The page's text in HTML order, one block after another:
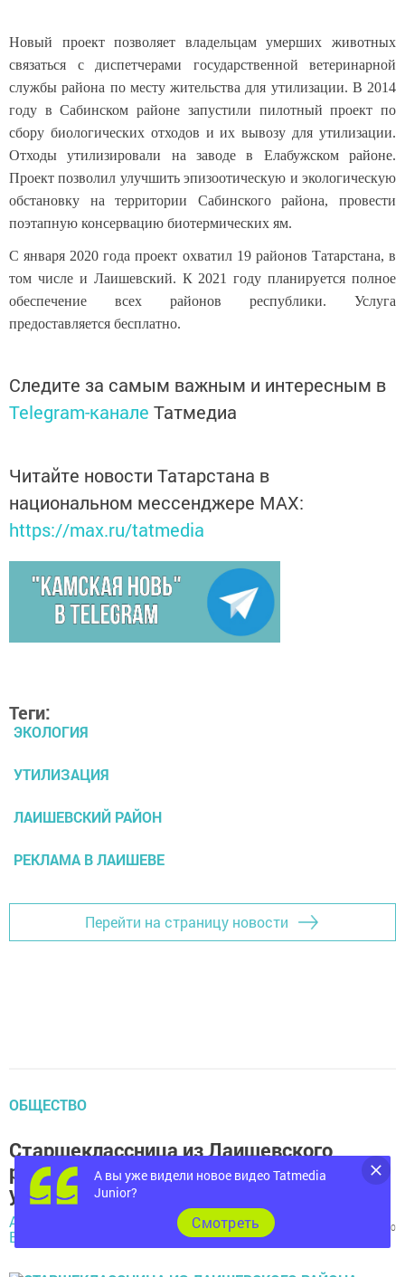
Новый проект позволяет владельцам умерших животных
связаться с диспетчерами государственной ветеринарной
службы района по месту жительства для утилизации. В 2014
году в Сабинском районе запустили пилотный проект по
сбору биологических отходов и их вывозу для утилизации.
Отходы утилизировали на заводе в Елабужском районе.
Проект позволил улучшить эпизоотическую и экологическую
обстановку на территории Сабинского района, провести
поэтапную консервацию биотермических ям.
С января 2020 года проект охватил 19 районов Татарстана, в
том числе и Лаишевский. К 2021 году планируется полное
обеспечение всех районов республики. Услуга
предоставляется бесплатно.
Следите за самым важным и интересным в
Telegram-канале Татмедиа
Читайте новости Татарстана в
национальном мессенджере MАХ:
https://max.ru/tatmedia
Теги:
ЭКОЛОГИЯ
УТИЛИЗАЦИЯ
ЛАИШЕВСКИЙ РАЙОН
РЕКЛАМА В ЛАИШЕВЕ
Перейти на страницу новости
ОБЩЕСТВО
Старшеклассница из Лаишевского
района отличилась на международном
уровне
Александр
Воржецов,
22 февраля 2020 -
13:43
0
А вы уже видели новое видео Tatmedia
Junior?
Cмотреть